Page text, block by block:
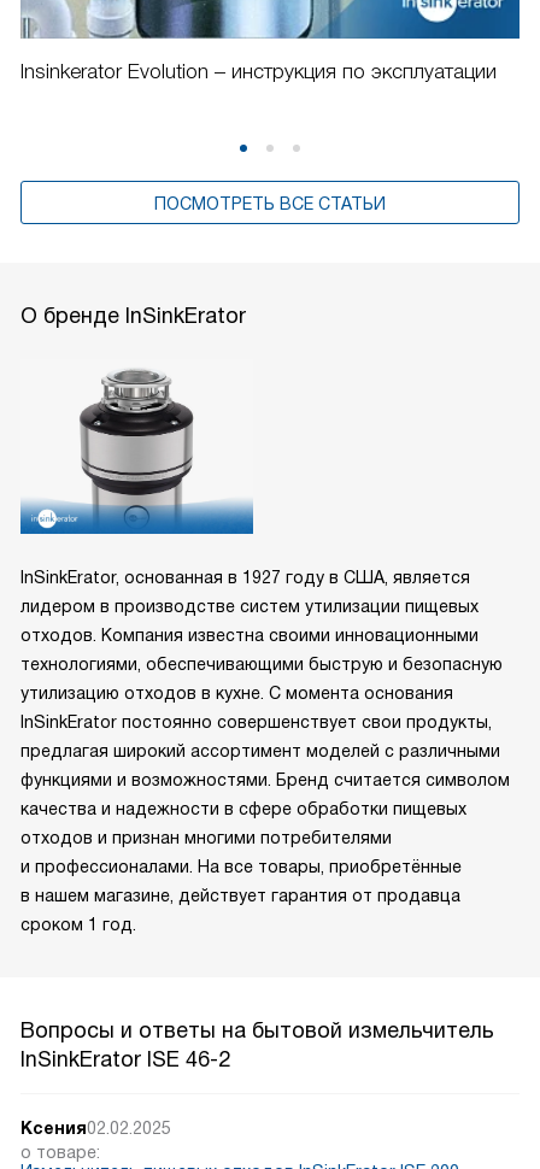
Insinkerator Evolution – инструкция по эксплуатации
ПОСМОТРЕТЬ ВСЕ СТАТЬИ
О бренде InSinkErator
InSinkErator, основанная в 1927 году в США, является
лидером в производстве систем утилизации пищевых
отходов. Компания известна своими инновационными
технологиями, обеспечивающими быструю и безопасную
утилизацию отходов в кухне. С момента основания
InSinkErator постоянно совершенствует свои продукты,
предлагая широкий ассортимент моделей с различными
функциями и возможностями. Бренд считается символом
качества и надежности в сфере обработки пищевых
отходов и признан многими потребителями
и профессионалами. На все товары, приобретённые
в нашем магазине, действует гарантия от продавца
сроком 1 год.
Вопросы и ответы на бытовой измельчитель
InSinkErator ISE 46-2
Ксения02.02.2025
о товаре: